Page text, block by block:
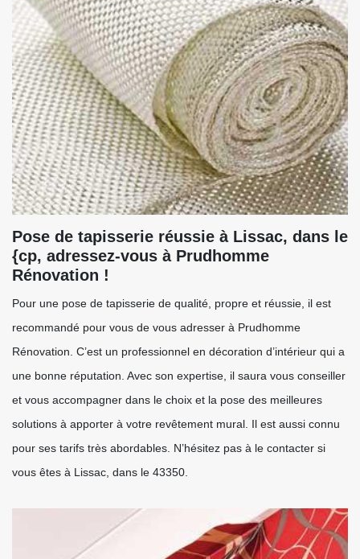
Pose de tapisserie réussie à Lissac, dans le
{cp, adressez-vous à Prudhomme
Rénovation !
Pour une pose de tapisserie de qualité, propre et réussie, il est
recommandé pour vous de vous adresser à Prudhomme
Rénovation. C’est un professionnel en décoration d’intérieur qui a
une bonne réputation. Avec son expertise, il saura vous conseiller
et vous accompagner dans le choix et la pose des meilleures
solutions à apporter à votre revêtement mural. Il est aussi connu
pour ses tarifs très abordables. N’hésitez pas à le contacter si
vous êtes à Lissac, dans le 43350.